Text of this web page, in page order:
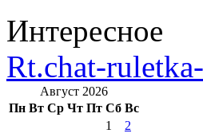
Интересное
Rt.chat-
Август 2026
Пн Вт Ср Чт Пт Сб Вс
1
2